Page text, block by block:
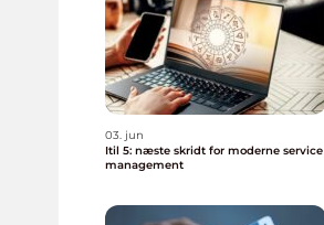
03. jun
Itil 5: næste skridt for moderne service
management